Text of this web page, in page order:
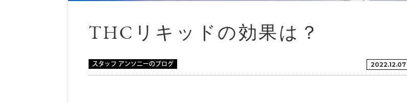
THCリキッドの効果は？
スタッフ アンソニーのブログ 2022.12.07